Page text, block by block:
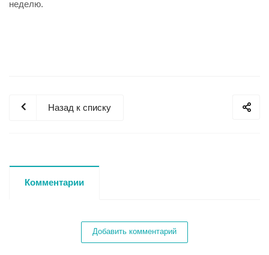
неделю.
Назад к списку
Комментарии
Добавить комментарий